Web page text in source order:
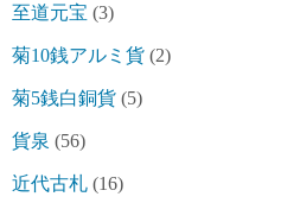
至道元宝 (3)
菊10銭アルミ貨 (2)
菊5銭白銅貨 (5)
貨泉 (56)
近代古札 (16)